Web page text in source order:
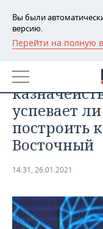
Вы были
версию.
Перейти на полную
РЕГИОНЫ
БАШКОРТОСТАН
ТАТАРСТАН
УДМУРТИЯ
НОВОСТИ
АНАЛИТИКА
НОВОСТИ
ВУЗЫ
ЭКОНОМИКА
БАНКИ
АГРОПРОМ
НОВОСТИ
АВТО
Мишустин
успевает
построить
Восточный
14:31, 26.01.2021